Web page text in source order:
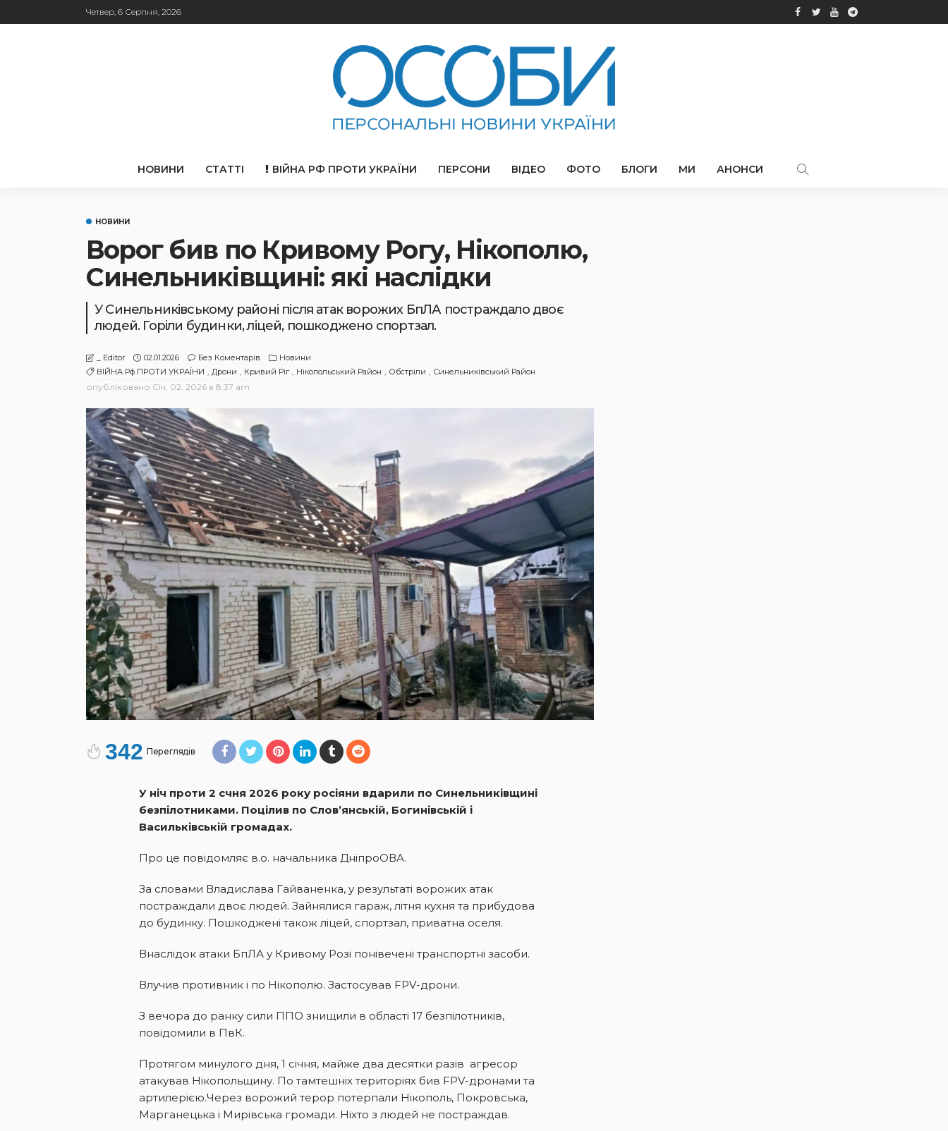
Четвер, 6 Серпня, 2026
НОВИНИ СТАТТІ ВІЙНА РФ ПРОТИ УКРАЇНИ ПЕРСОНИ ВІДЕО ФОТО БЛОГИ МИ АНОНСИ
НОВИНИ
Ворог бив по Кривому Рогу, Нікополю,
Синельниківщині: які наслідки
У Синельниківському районі після атак ворожих БпЛА постраждало двоє
людей. Горіли будинки, ліцей, пошкоджено спортзал.
_ Editor 02.01.2026 Без Коментарів
Новини
ВІЙНА Рф ПРОТИ УКРАЇНИ
Дрони Кривий Ріг Нікопольський Район Обстріли Синельниківський Район
опубліковано Січ. 02, 2026 в 8:37 am
342 Переглядів
У ніч проти 2 счня 2026 року росіяни вдарили по Синельниківщині
безпілотниками. Поцілив по Слов’янській, Богинівській і
Васильківській громадах.
Про це повідомляє в.о. начальника ДніпроОВА.
За словами Владислава Гайваненка, у результаті ворожих атак
постраждали двоє людей. Зайнялися гараж, літня кухня та прибудова
до будинку. Пошкоджені також ліцей, спортзал, приватна оселя.
Внаслідок атаки БпЛА у Кривому Розі понівечені транспортні засоби.
Влучив противник і по Нікополю. Застосував FPV-дрони.
З вечора до ранку сили ППО знищили в області 17 безпілотників,
повідомили в ПвК.
Протягом минулого дня, 1 січня, майже два десятки разів агресор
атакував Нікопольщину. По тамтешніх територіях бив FPV-дронами та
артилерією.Через ворожий терор потерпали Нікополь, Покровська,
Марганецька і Мирівська громади. Ніхто з людей не постраждав.